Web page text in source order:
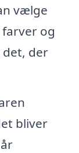
vælge
og
det, der
bliver